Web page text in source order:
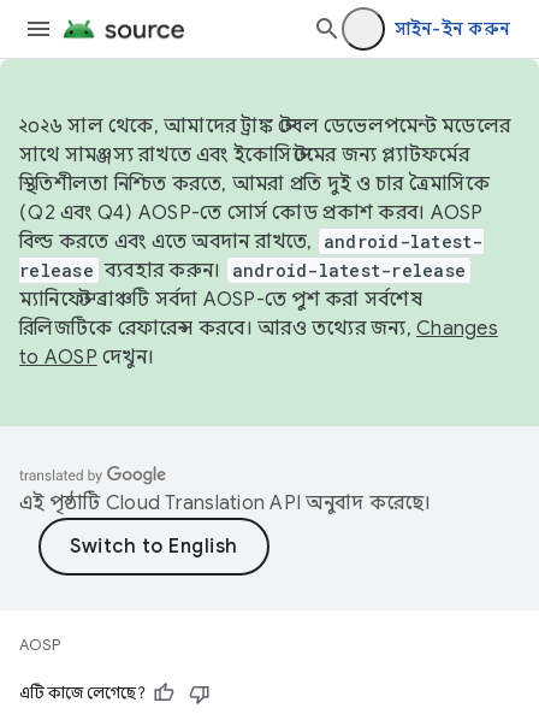
সাইন-ইন করুন
২০২৬ সাল থেকে, আমাদের ট্রাঙ্ক স্টেবল ডেভেলপমেন্ট মডেলের
সাথে সামঞ্জস্য রাখতে এবং ইকোসিস্টেমের জন্য প্ল্যাটফর্মের
স্থিতিশীলতা নিশ্চিত করতে, আমরা প্রতি দুই ও চার ত্রৈমাসিকে
(Q2 এবং Q4) AOSP-তে সোর্স কোড প্রকাশ করব। AOSP
বিল্ড করতে এবং এতে অবদান রাখতে,
android-latest-
release ব্যবহার করুন। android-latest-release
ম্যানিফেস্ট ব্রাঞ্চটি সর্বদা AOSP-তে পুশ করা সর্বশেষ
রিলিজটিকে রেফারেন্স করবে। আরও তথ্যের জন্য, Changes
to AOSP দেখুন।
এই পৃষ্ঠাটি Cloud Translation API অনুবাদ করেছে।
AOSP
এটি কাজে লেগেছে?